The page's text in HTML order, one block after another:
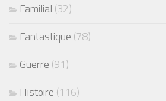
Familial (32)
Fantastique (78)
Guerre (91)
Histoire (116)